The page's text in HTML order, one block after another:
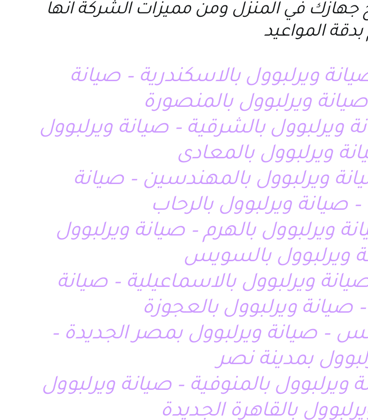
جهازك في المنزل ومن مميزات الشركة انها
بدقة المواعيد
ويرلبوول بالاسكندرية – صيانة
صيانة ويرلبوول بالمنصورة
ويرلبوول بالشرقية – صيانة ويرلبوول
ويرلبوول بالمهندسين – صيانة
– صيانة ويرلبوول بالرحاب
ويرلبوول بالهرم – صيانة ويرلبوول
ويرلبوول بالسويس
ويرلبوول بالاسماعيلية – صيانة
صيانة ويرلبوول بالعجوزة
– صيانة ويرلبوول بمصر الجديدة –
بمدينة نصر
ويرلبوول بالمنوفية – صيانة ويرلبوول
بالقاهرة الجديدة